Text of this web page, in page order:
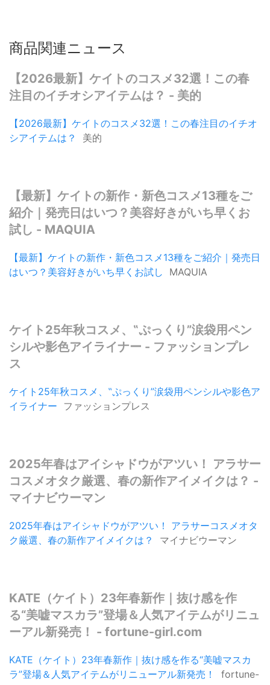
商品関連ニュース
【2026最新】ケイトのコスメ32選！この春
注目のイチオシアイテムは？ - 美的
【2026最新】ケイトのコスメ32選！この春注目のイチオ
シアイテムは？
美的
【最新】ケイトの新作・新色コスメ13種をご
紹介｜発売日はいつ？美容好きがいち早くお
試し - MAQUIA
【最新】ケイトの新作・新色コスメ13種をご紹介｜発売日
はいつ？美容好きがいち早くお試し
MAQUIA
ケイト25年秋コスメ、‟ぷっくり”涙袋用ペン
シルや影色アイライナー - ファッションプレ
ス
ケイト25年秋コスメ、‟ぷっくり”涙袋用ペンシルや影色ア
イライナー ファッションプレス
2025年春はアイシャドウがアツい！ アラサー
コスメオタク厳選、春の新作アイメイクは？ -
マイナビウーマン
2025年春はアイシャドウがアツい！ アラサーコスメオタ
ク厳選、春の新作アイメイクは？
マイナビウーマン
KATE（ケイト）23年春新作｜抜け感を作
る“美嘘マスカラ”登場＆人気アイテムがリニュ
ーアル新発売！ - fortune-girl.com
KATE（ケイト）23年春新作｜抜け感を作る“美嘘マスカ
ラ”登場＆人気アイテムがリニューアル新発売！
fortune-